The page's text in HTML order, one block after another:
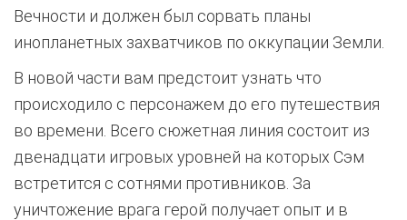
Вечности и должен был сорвать планы
инопланетных захватчиков по оккупации Земли.
В новой части вам предстоит узнать что
происходило с персонажем до его путешествия
во времени. Всего сюжетная линия состоит из
двенадцати игровых уровней на которых Сэм
встретится с сотнями противников. За
уничтожение врага герой получает опыт и в